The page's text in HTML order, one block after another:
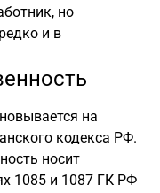
но
и в
на
кодекса РФ.
носит
1085 и 1087 ГК РФ